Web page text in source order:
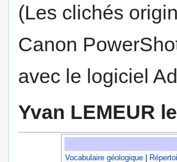
(Les clichés
Canon
avec le logiciel
Yvan LEMEUR
Vocabulaire géologique